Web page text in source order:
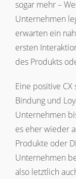
sogar mehr –
Unternehmen
erwarten ein
ersten
des Produkts
Eine positive
Bindung und
Unternehmen
es eher wieder
Produkte oder
Unternehmen
also letztlich